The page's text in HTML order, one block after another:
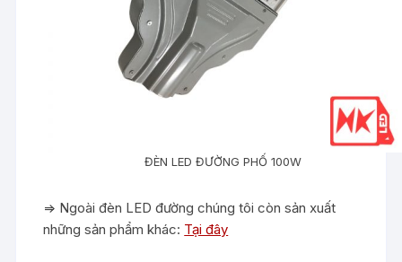
ĐÈN LED ĐƯỜNG PHỐ 100W
=> Ngoài đèn LED đường chúng tôi còn sản xuất
những sản phẩm khác: Tại đây